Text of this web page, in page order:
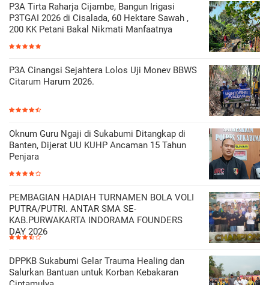
P3A Tirta Raharja Cijambe, Bangun Irigasi
P3TGAI 2026 di Cisalada, 60 Hektare Sawah ,
200 KK Petani Bakal Nikmati Manfaatnya
P3A Cinangsi Sejahtera Lolos Uji Monev BBWS
Citarum Harum 2026.
Oknum Guru Ngaji di Sukabumi Ditangkap di
Banten, Dijerat UU KUHP Ancaman 15 Tahun
Penjara
PEMBAGIAN HADIAH TURNAMEN BOLA VOLI
PUTRA/PUTRI. ANTAR SMA SE-
KAB.PURWAKARTA INDORAMA FOUNDERS
DAY 2026
DPPKB Sukabumi Gelar Trauma Healing dan
Salurkan Bantuan untuk Korban Kebakaran